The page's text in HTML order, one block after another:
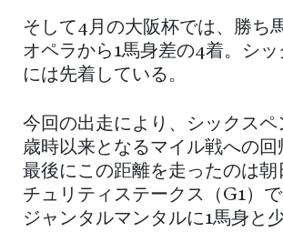
そして4月の大阪杯では、勝ち
オペラから1馬身差の4着。シッ
には先着している。
今回の出走により、シックスペ
歳時以来となるマイル戦への回
最後にこの距離を走ったのは朝
チュリティステークス（G1）
ジャンタルマンタルに1馬身と